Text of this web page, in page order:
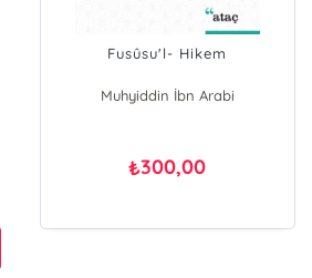
Fusûsu'l- Hikem
Muhyiddin İbn Arabi
₺300,00